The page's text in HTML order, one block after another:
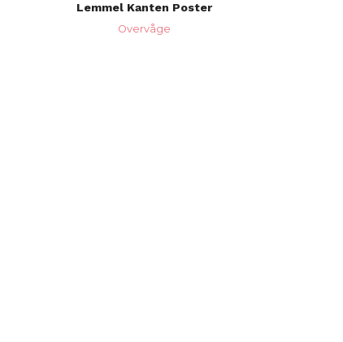
Lemmel Kanten Poster
Overvåge